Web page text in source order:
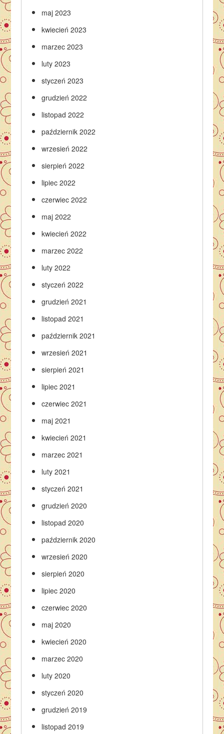
maj 2023
kwiecień 2023
marzec 2023
luty 2023
styczeń 2023
grudzień 2022
listopad 2022
październik 2022
wrzesień 2022
sierpień 2022
lipiec 2022
czerwiec 2022
maj 2022
kwiecień 2022
marzec 2022
luty 2022
styczeń 2022
grudzień 2021
listopad 2021
październik 2021
wrzesień 2021
sierpień 2021
lipiec 2021
czerwiec 2021
maj 2021
kwiecień 2021
marzec 2021
luty 2021
styczeń 2021
grudzień 2020
listopad 2020
październik 2020
wrzesień 2020
sierpień 2020
lipiec 2020
czerwiec 2020
maj 2020
kwiecień 2020
marzec 2020
luty 2020
styczeń 2020
grudzień 2019
listopad 2019